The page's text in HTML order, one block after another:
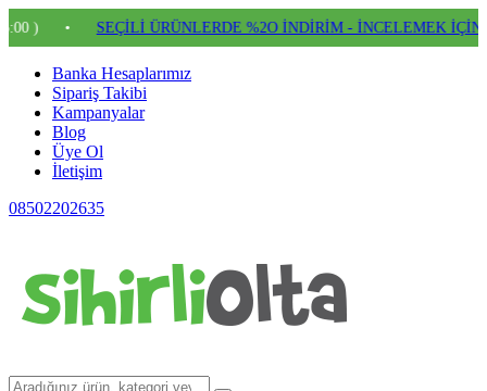
• SEÇİLİ ÜRÜNLERDE %2O İNDİRİM - İNCELEMEK İÇİN
Banka Hesaplarımız
Sipariş Takibi
Kampanyalar
Blog
Üye Ol
İletişim
08502202635